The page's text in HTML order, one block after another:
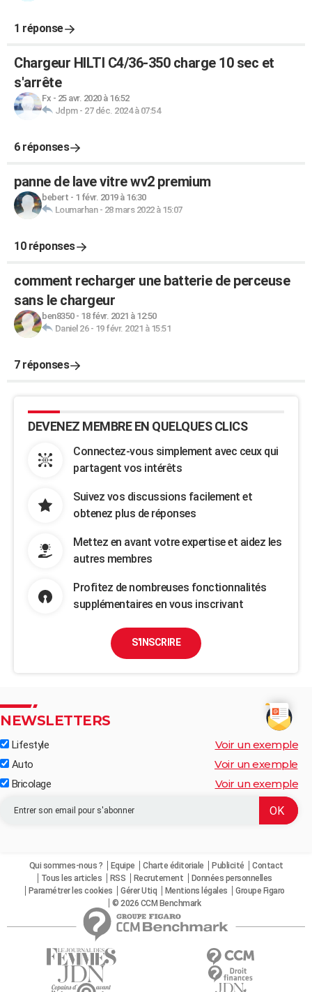
1 réponse
Chargeur HILTI C4/36-350 charge 10 sec et
s'arrête
Fx - 25 avr. 2020 à 16:52
Jdpm- 27 déc. 2024 à 07:54
6 réponses
panne de lave vitre wv2 premium
bebert - 1 févr. 2019 à 16:30
Loumarhan- 28 mars 2022 à 15:07
10 réponses
comment recharger une batterie de perceuse
sans le chargeur
ben8350- 18 févr. 2021 à 12:50
Daniel 26- 19 févr. 2021 à 15:51
7 réponses
DEVENEZ MEMBRE EN QUELQUES CLICS
Connectez-vous simplement avec ceux qui
partagent vos intérêts
Suivez vos discussions facilement et
obtenez plus de réponses
Mettez en avant votre expertise et aidez les
autres membres
Profitez de nombreuses fonctionnalités
supplémentaires en vous inscrivant
S'INSCRIRE
NEWSLETTERS
Lifestyle Voir un exemple
Auto Voir un exemple
Bricolage Voir un exemple
Qui sommes-nous ? Equipe Charte éditoriale Publicité
Contact
Tous les articles
RSS Recrutement
Données personnelles
Paramétrer les cookies
Gérer Utiq Mentions légales
Groupe Figaro
© 2026 CCM Benchmark